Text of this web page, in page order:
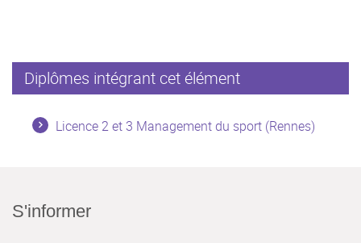
Diplômes intégrant cet élément
Licence 2 et 3 Management du sport (Rennes)
S'informer